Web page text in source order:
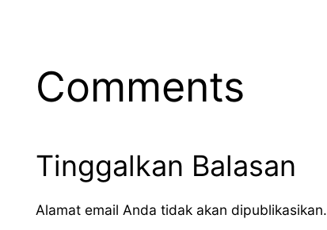
Comments
Tinggalkan Balasan
Alamat email Anda tidak akan dipublikasikan.